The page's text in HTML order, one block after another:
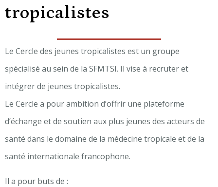
tropicalistes
Le Cercle des jeunes tropicalistes est un groupe
spécialisé au sein de la SFMTSI. Il vise à recruter et
intégrer de jeunes tropicalistes.
Le Cercle a pour ambition d’offrir une plateforme
d’échange et de soutien aux plus jeunes des acteurs de
santé dans le domaine de la médecine tropicale et de la
santé internationale francophone.
Il a pour buts de :